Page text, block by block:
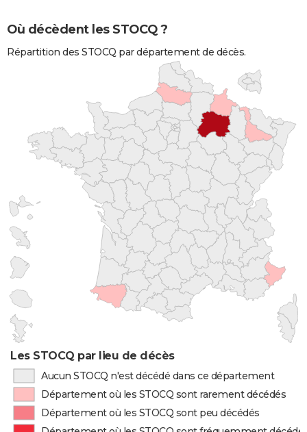
Où décèdent les STOCQ ?
Répartition des STOCQ par département de décès.
Les STOCQ par lieu de décès
Aucun STOCQ n'est décédé dans ce département
Département où les STOCQ sont rarement décédés
Département où les STOCQ sont peu décédés